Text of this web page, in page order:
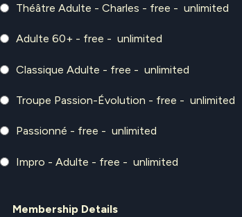
Théâtre Adulte - Charles - free - unlimited
Adulte 60+ - free - unlimited
Classique Adulte - free - unlimited
Troupe Passion-Évolution - free - unlimited
Passionné - free - unlimited
Impro - Adulte - free - unlimited
Membership Details